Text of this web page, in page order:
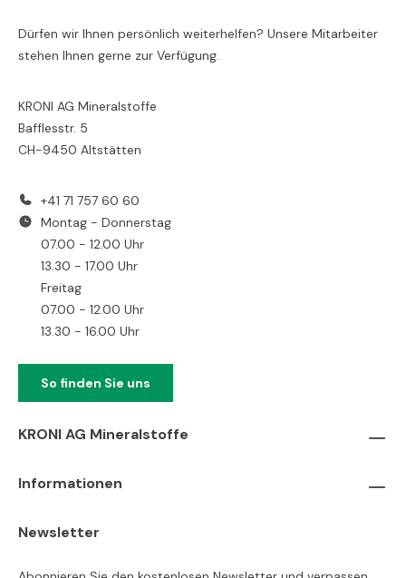
Dürfen wir Ihnen persönlich weiterhelfen? Unsere Mitarbeiter
stehen Ihnen gerne zur Verfügung.
KRONI AG Mineralstoffe
Bafflesstr. 5
CH-9450 Altstätten
+41 71 757 60 60
Montag - Donnerstag
07.00 - 12.00 Uhr
13.30 - 17.00 Uhr
Freitag
07.00 - 12.00 Uhr
13.30 - 16.00 Uhr
So finden Sie uns
KRONI AG Mineralstoffe
Informationen
Newsletter